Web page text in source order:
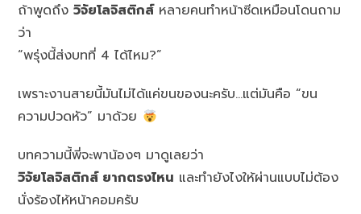
ถ้าพูดถึงวิจัยโลจิสติกส์หลายคนทำหน้าซีดเหมือนโดนถาม
ว่า
“พรุ่งนี้ส่งบทที่ 4 ได้ไหม?”
เพราะงานสายนี้มันไม่ได้แค่ขนของนะครับ…แต่มันคือ “ขน
ความปวดหัว” มาด้วย
บทความนี้พี่จะพาน้องๆ มาดูเลยว่า
วิจัยโลจิสติกส์ ยากตรงไหน และทำยังไงให้ผ่านแบบไม่ต้อง
นั่งร้องไห้หน้าคอมครับ